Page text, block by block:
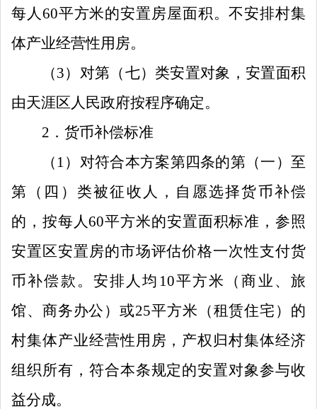
每人 60平方米的安置房屋面积。不安排村集
体产业经营性用房。
（3）对第（七）类安置对象，安置面积
由天涯区人民政府按程序确定。
2 ． 货币补偿标准
（ 1 ） 对符合本方案第四条的第（一）至
第（四）类被征收人，自愿选择货币补偿
的， 按每人 60平方米的安置面积标准 ，参照
安置区安置房的市场评估价格一次性支付货
币补偿款。安排人均 10平方米（商业、旅
馆、商务办公）或25平方米（租赁住宅）的
村集体产业经营性用房 ，产权归村集体经济
组织所有，符合本条规定的安置对象参与收
益分成。